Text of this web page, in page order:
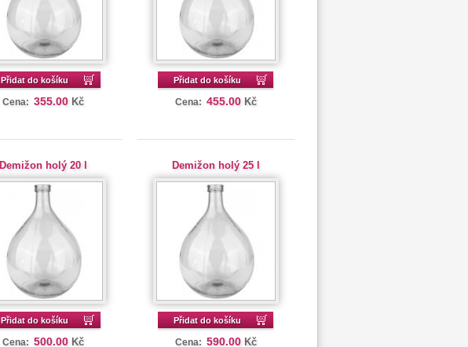
Přidat do košíku
Cena: 355.00 Kč
Přidat do košíku
Cena: 455.00 Kč
Demižon holý 20 l
Přidat do košíku
Cena: 500.00 Kč
Demižon holý 25 l
Přidat do košíku
Cena: 590.00 Kč